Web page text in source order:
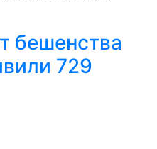
бешенства
729